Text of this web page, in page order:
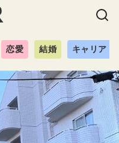
恋愛 結婚 キャリア